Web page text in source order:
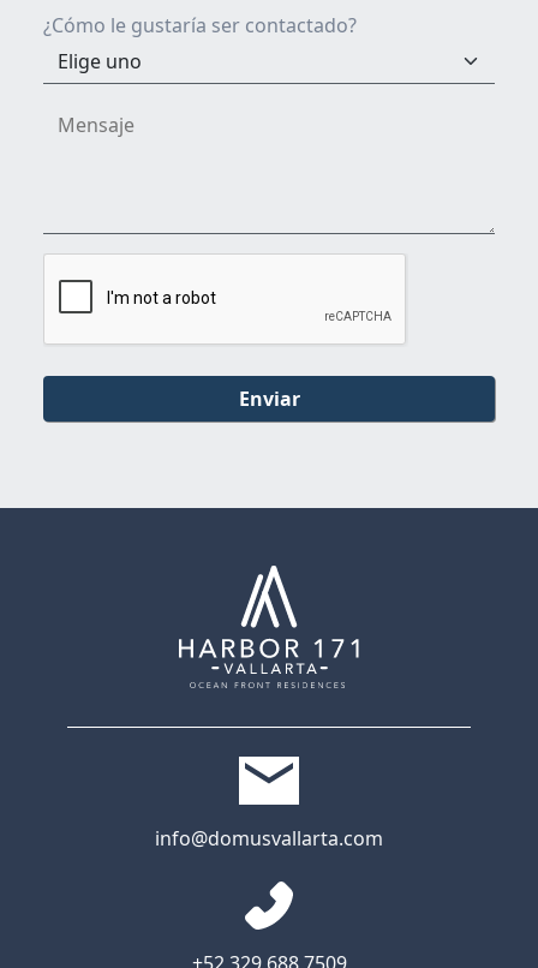
¿Cómo le gustaría ser contactado?
Enviar
info@domusvallarta.com